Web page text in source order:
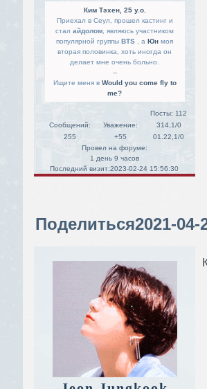
Ким Тэхен, 25 y.o.
Приехал в Сеул, прошел кастинг и
стал айдолом , являюсь участником
популярной группы BTS , а Юн моя
вторая половинка, хоть иногда он
делает мне очень больно.
--
Ищите меня в Would you come fly to
me?
Сообщений:
255
Уважение:
+55
Посты: 112
314,1/0
01.22,1/0
Провел на форуме:
1 день 9 часов
Последний визит:2023-02-24 15:56:30
Поделиться2021-04-